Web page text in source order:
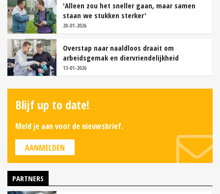
'Alleen zou het sneller gaan, maar samen
staan we stukken sterker'
20-01-2026
Overstap naar naaldloos draait om
arbeidsgemak en diervriendelijkheid
13-01-2026
Blijf up to date!
Meld je aan voor de nieuwsbrief.
AANMELDEN
PARTNERS